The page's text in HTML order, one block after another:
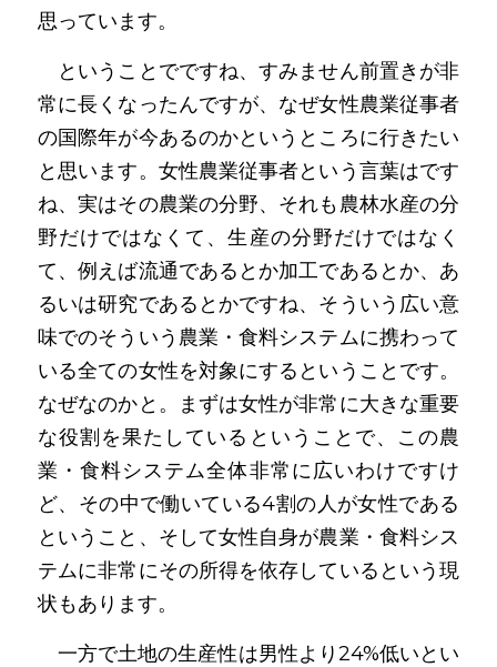
思っています。
ということでですね、すみません前置きが非
常に長くなったんですが、なぜ女性農業従事者
の国際年が今あるのかというところに行きたい
と思います。女性農業従事者という言葉はです
ね、実はその農業の分野、それも農林水産の分
野だけではなくて、生産の分野だけではなく
て、例えば流通であるとか加工であるとか、あ
るいは研究であるとかですね、そういう広い意
味でのそういう農業・食料システムに携わって
いる全ての女性を対象にするということです。
なぜなのかと。まずは女性が非常に大きな重要
な役割を果たしているということで、この農
業・食料システム全体非常に広いわけですけ
ど、その中で働いている4割の人が女性である
ということ、そして女性自身が農業・食料シス
テムに非常にその所得を依存しているという現
状もあります。
一方で土地の生産性は男性より24%低いとい